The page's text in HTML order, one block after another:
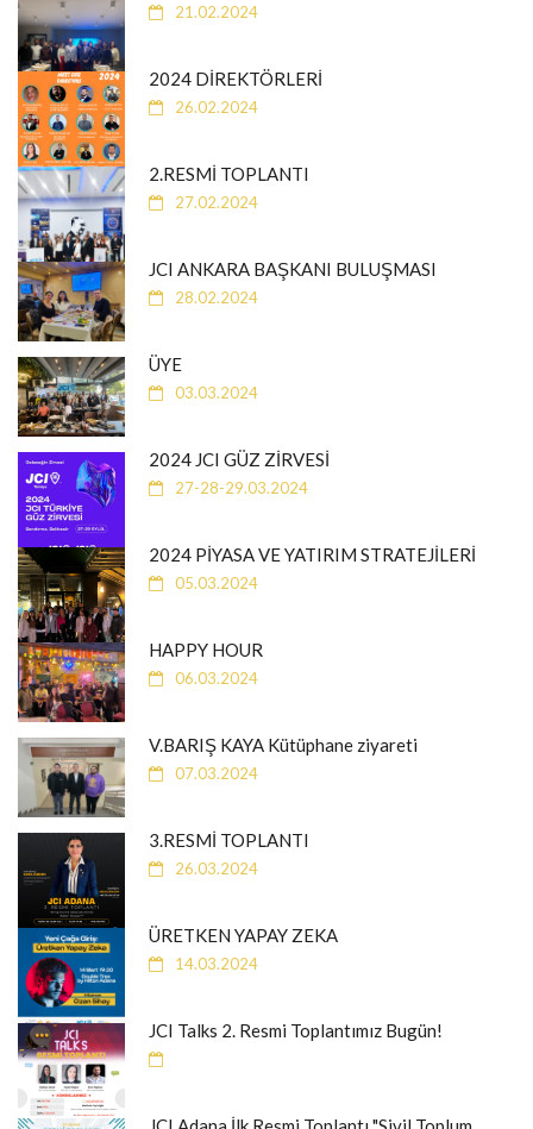
21.02.2024
2024 DİREKTÖRLERİ
26.02.2024
2.RESMİ TOPLANTI
27.02.2024
JCI ANKARA BAŞKANI BULUŞMASI
28.02.2024
ÜYE
03.03.2024
2024 JCI GÜZ ZİRVESİ
27-28-29.03.2024
2024 PİYASA VE YATIRIM STRATEJİLERİ
05.03.2024
HAPPY HOUR
06.03.2024
V.BARIŞ KAYA Kütüphane ziyareti
07.03.2024
3.RESMİ TOPLANTI
26.03.2024
ÜRETKEN YAPAY ZEKA
14.03.2024
JCI Talks 2. Resmi Toplantımız Bugün!